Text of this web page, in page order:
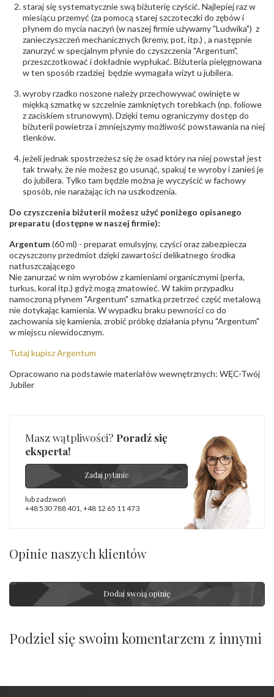
staraj się systematycznie swą biżuterię czyścić. Najlepiej raz w
miesiącu przemyć (za pomocą starej szczoteczki do zębów i
płynem do mycia naczyń (w naszej firmie używamy "Ludwika") z
zanieczyszczeń mechanicznych (kremy, pot, itp.) , a następnie
zanurzyć w specjalnym płynie do czyszczenia "Argentum",
przeszczotkować i dokładnie wypłukać. Biżuteria pielęgnowana
w ten sposób rzadziej będzie wymagała wizyt u jubilera.
wyroby rzadko noszone należy przechowywać owinięte w
miękką szmatkę w szczelnie zamkniętych torebkach (np. foliowe
z zaciskiem strunowym). Dzięki temu ograniczymy dostęp do
biżuterii powietrza i zmniejszymy możliwość powstawania na niej
tlenków.
jeżeli jednak spostrzeżesz się że osad który na niej powstał jest
tak trwały, że nie możesz go usunąć, spakuj te wyroby i zanieś je
do jubilera. Tylko tam będzie można je wyczyścić w fachowy
sposób, nie narażając ich na uszkodzenia.
Do czyszczenia biżuterii możesz użyć poniżego opisanego
preparatu (dostępne w naszej firmie):
Argentum(60 ml) - preparat emulsyjny, czyści oraz zabezpiecza
oczyszczony przedmiot dzięki zawartości delikatnego środka
natłuszczającego
Nie zanurzać w nim wyrobów z kamieniami organicznymi (perła,
turkus, koral itp.) gdyż mogą zmatowieć. W takim przypadku
namoczoną płynem "Argentum" szmatką przetrzeć część metalową
nie dotykając kamienia. W wypadku braku pewności co do
zachowania się kamienia, zrobić próbkę działania płynu "Argentum"
w miejscu niewidocznym.
Tutaj kupisz Argentum
Opracowano na podstawie materiałów wewnętrznych: WĘC-Twój
Jubiler
Masz wątpliwości? Poradź się
eksperta!
Zadaj pytanie
lub zadzwoń
+48 530 788 401 +48 12 65 11 473
Opinie naszych klientów
Dodaj swoją opinię
Podziel się swoim komentarzem z innymi